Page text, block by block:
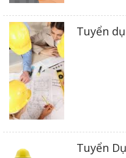
Tuyển
Tuyển